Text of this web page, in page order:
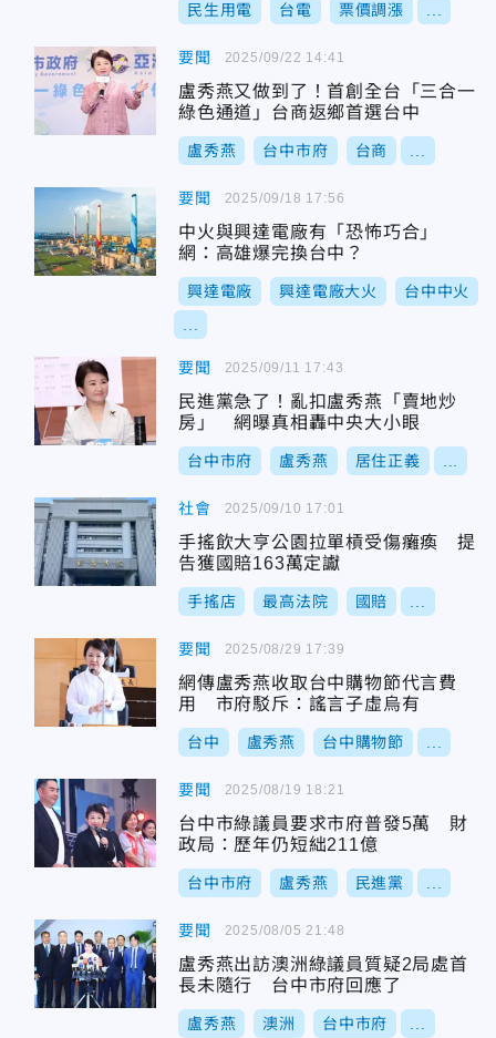
民生用電 台電 票價調漲
要聞
盧秀燕又做到了！首創全台「三合一
綠色通道」台商返鄉首選台中
盧秀燕 台中市府 台商
2025/09/22 14:41
要聞
中火與興達電廠有「恐怖巧合」
網：高雄爆完換台中？
興達電廠 興達電廠大火 台中中火
2025/09/18 17:56
要聞
民進黨急了！亂扣盧秀燕「賣地炒
房」 網曝真相轟中央大小眼
台中市府 盧秀燕 居住正義
2025/09/11 17:43
社會
手搖飲大亨公園拉單槓受傷癱瘓 提
告獲國賠163萬定讞
手搖店 最高法院 國賠
2025/09/10 17:01
要聞
網傳盧秀燕收取台中購物節代言費
用 市府駁斥：謠言子虛烏有
台中 盧秀燕 台中購物節
2025/08/29 17:39
要聞
台中市綠議員要求市府普發5萬 財
政局：歷年仍短絀211億
台中市府 盧秀燕 民進黨
2025/08/19 18:21
要聞
盧秀燕出訪澳洲綠議員質疑2局處首
長未隨行 台中市府回應了
盧秀燕 澳洲 台中市府
2025/08/05 21:48